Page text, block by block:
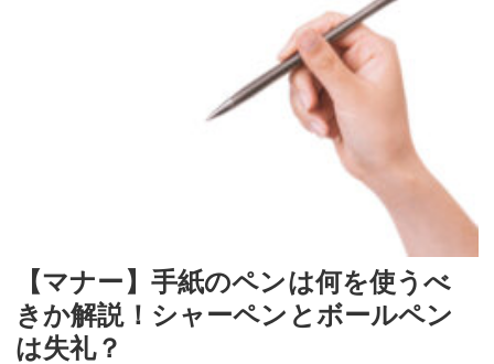
【マナー】手紙のペンは何を使うべ
きか解説！シャーペンとボールペン
は失礼？